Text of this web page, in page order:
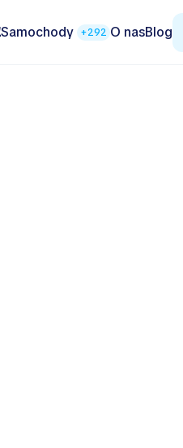
Samochody +292 O nasBlog